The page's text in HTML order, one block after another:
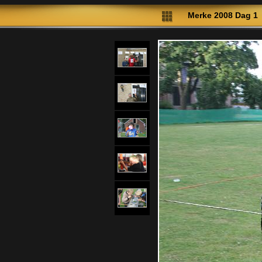
Merke 2008 Dag 1